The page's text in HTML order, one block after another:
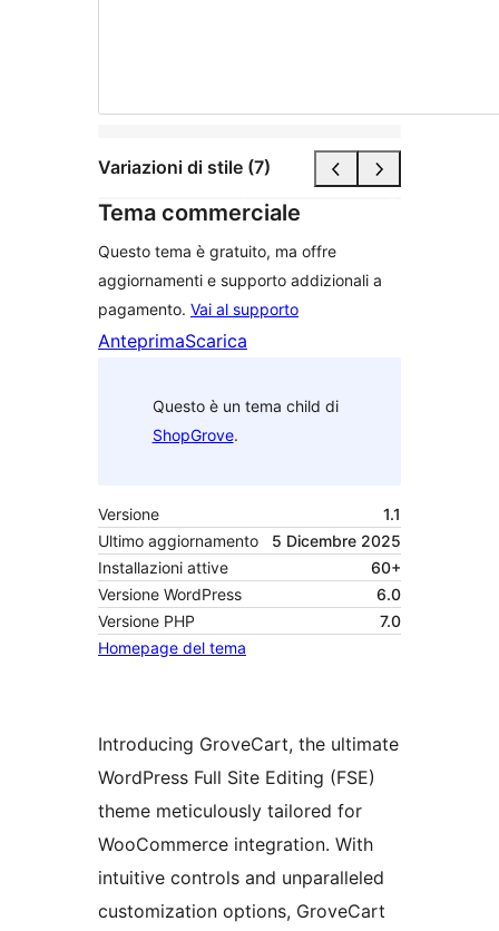
Variazioni di stile (7)
Tema commerciale
Questo tema è gratuito, ma offre
aggiornamenti e supporto addizionali a
pagamento. Vai al supporto
AnteprimaScarica
Questo è un tema child di
ShopGrove.
Versione
1.1
Ultimo aggiornamento
5 Dicembre 2025
Installazioni attive
60+
Versione WordPress
6.0
Versione PHP
7.0
Homepage del tema
Introducing GroveCart, the ultimate
WordPress Full Site Editing (FSE)
theme meticulously tailored for
WooCommerce integration. With
intuitive controls and unparalleled
customization options, GroveCart